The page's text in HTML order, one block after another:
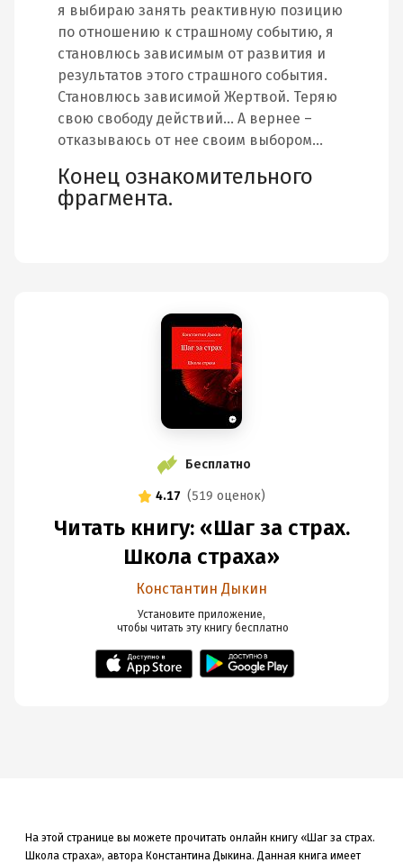
я выбираю занять реактивную позицию
по отношению к страшному событию, я
становлюсь зависимым от развития и
результатов этого страшного события.
Становлюсь зависимой Жертвой. Теряю
свою свободу действий… А вернее –
отказываюсь от нее своим выбором…
Конец ознакомительного
фрагмента.
Бесплатно
4.17 (519 оценок)
Читать книгу: «Шаг за страх.
Школа страха»
Константин Дыкин
Установите приложение,
чтобы читать эту книгу бесплатно
На этой странице вы можете прочитать онлайн книгу «Шаг за страх.
Школа страха», автора Константина Дыкина. Данная книга имеет